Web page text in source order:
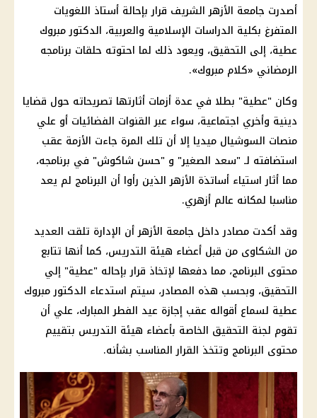
أصدرت جامعة الأزهر الشريف قرار بإحالة أستاذ اللغويات
المتفرغ بكلية الدراسات الإسلامية والعربية، الدكتورمبروك
عطية، إلى التحقيق، ويعود ذلك لما احتوته حلقات برنامجه
الرمضاني «كلام مبروك».
وكان "عطية" بطلا في عدة أزمات أثارتها تصريحاته حول قضايا
دينية وأخري اجتماعية، سواء عبر القنوات الفضائيات أو علي
منصات السوشيال ميديا إلا أن تلك المرة جاءت الأزمة عقب
استضافته لـ "سعد الصغير" و "حسن شاكوش" في برنامجه،
مما أثار استياء أساتذة الأزهرالذين رأوا أن البرنامج لم يعد
مناسبا لمكانه عالم أزهري.
وقد أكدت مصادر داخل جامعة الأزهرأن الإدارة تلقت العديد
من الشكاوى من قبل أعضاء هيئة التدريس، كما أنها تتابع
محتوى البرنامج، مما دفعها لإتخاذ قرار بإحاله "عطية" إلي
التحقيق، وبحسب هذه المصادر، سيتم استدعاء الدكتورمبروك
عطية لسماع أقواله عقب إجازة عيد الفطر المبارك، علي أن
تقوم لجنة التحقيق الخاصة بأعضاء هيئة التدريس بتقييم
محتوى البرنامج وتتخذ القرار المناسب بشأنه.